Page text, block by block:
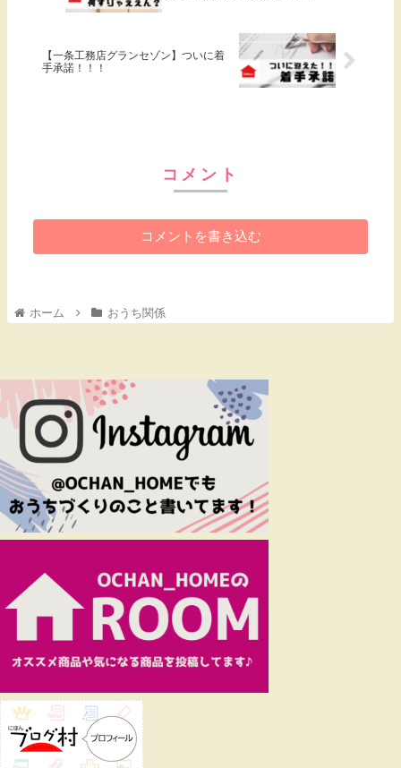
【一条工務店グランセゾン】ついに着
手承諾！！！
コメント
コメントを書き込む
ホーム おうち関係